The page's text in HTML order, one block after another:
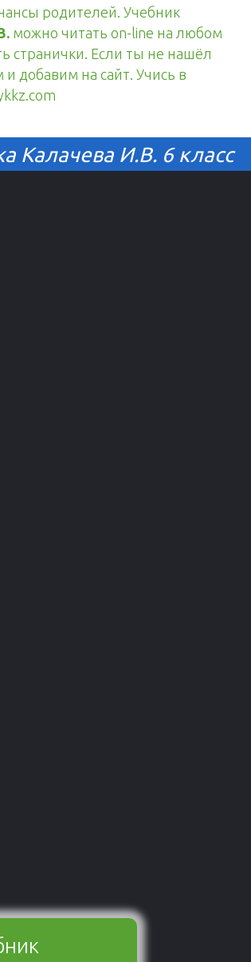
родителей. Учебник
можно читать on-line на любом
странички. Если ты не нашёл
добавим на сайт. Учись в
Калачева И.В. 6 класс